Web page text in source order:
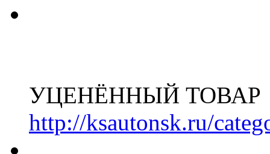
УЦЕНЁННЫЙ ТОВАР
http://ksautonsk.ru/